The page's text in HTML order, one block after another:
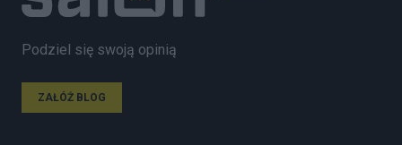
Podziel się swoją opinią
ZAŁÓŻ BLOG